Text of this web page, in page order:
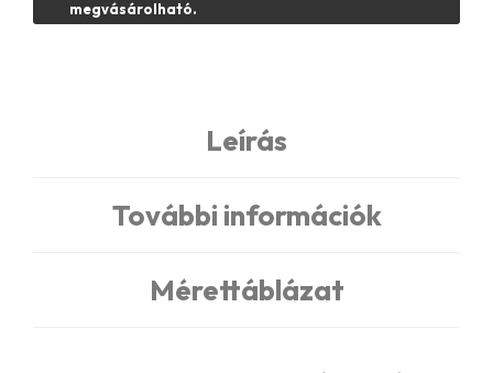
megvásárolható.
Leírás
További információk
Mérettáblázat